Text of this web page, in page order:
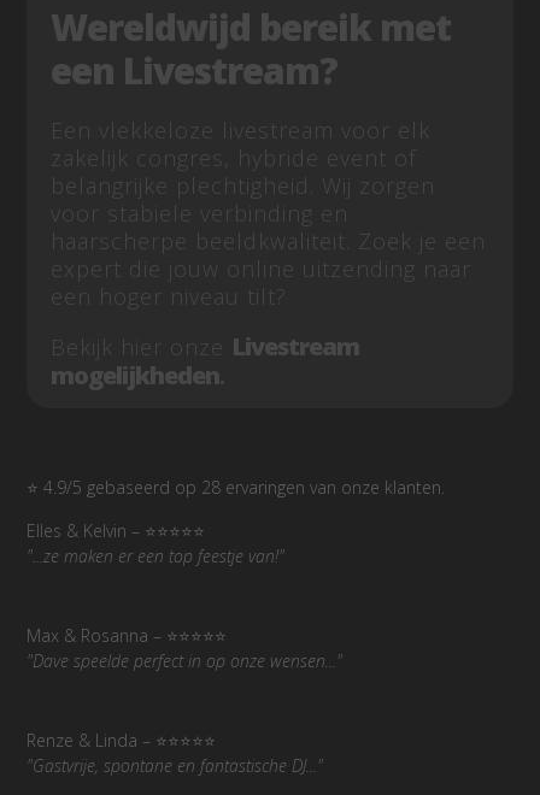
Wereldwijd bereik met
een Livestream?
Een vlekkeloze livestream voor elk
zakelijk congres, hybride event of
belangrijke plechtigheid. Wij zorgen
voor stabiele verbinding en
haarscherpe beeldkwaliteit. Zoek je een
expert die jouw online uitzending naar
een hoger niveau tilt?
Bekijk hier onze Livestream
mogelijkheden.
⭐ 4.9/5 gebaseerd op 28 ervaringen van onze klanten.
Elles & Kelvin – ⭐⭐⭐⭐⭐
"...ze maken er een top feestje van!"
Max & Rosanna – ⭐⭐⭐⭐⭐
"Dave speelde perfect in op onze wensen..."
Renze & Linda – ⭐⭐⭐⭐⭐
"Gastvrije, spontane en fantastische DJ..."